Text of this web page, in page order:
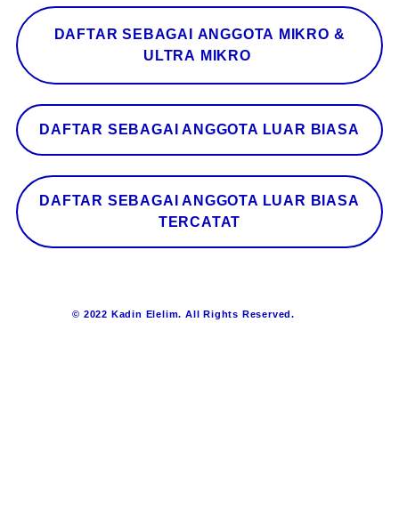
DAFTAR SEBAGAI ANGGOTA MIKRO &
ULTRA MIKRO
DAFTAR SEBAGAI ANGGOTA LUAR BIASA
DAFTAR SEBAGAI ANGGOTA LUAR BIASA
TERCATAT
© 2022 Kadin Elelim. All Rights Reserved.